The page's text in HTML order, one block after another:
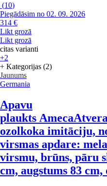
(10)
Piegādāsim no 02. 09. 2026
314 €
Likt grozā
Likt grozā
citas varianti
+2
+ Kategorijas (2)
Jaunums
Germania
Apavu
plaukts Ameca
ozolkoka imitāciju,
virsmas apdare:
virsmu, brūns, pāru
cm, augstums 83